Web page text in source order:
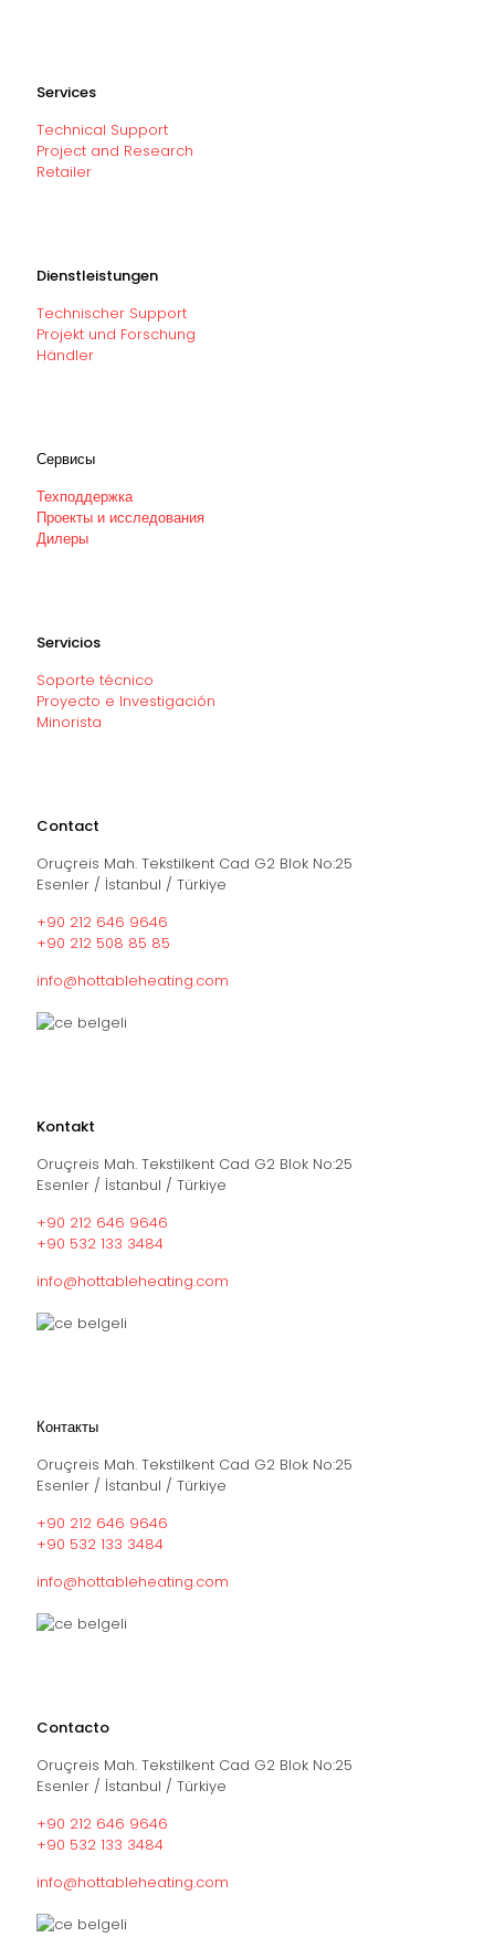
Services
Technical Support
Project and Research
Retailer
Dienstleistungen
Technischer Support
Projekt und Forschung
Händler
Сервисы
Техподдержка
Проекты и исследования
Дилеры
Servicios
Soporte técnico
Proyecto e Investigación
Minorista
Contact
Oruçreis Mah. Tekstilkent Cad G2 Blok No:25
Esenler / İstanbul / Türkiye
+90 212 646 9646
+90 212 508 85 85
info@hottableheating.com
Kontakt
Oruçreis Mah. Tekstilkent Cad G2 Blok No:25
Esenler / İstanbul / Türkiye
+90 212 646 9646
+90 532 133 3484
info@hottableheating.com
Контакты
Oruçreis Mah. Tekstilkent Cad G2 Blok No:25
Esenler / İstanbul / Türkiye
+90 212 646 9646
+90 532 133 3484
info@hottableheating.com
Contacto
Oruçreis Mah. Tekstilkent Cad G2 Blok No:25
Esenler / İstanbul / Türkiye
+90 212 646 9646
+90 532 133 3484
info@hottableheating.com